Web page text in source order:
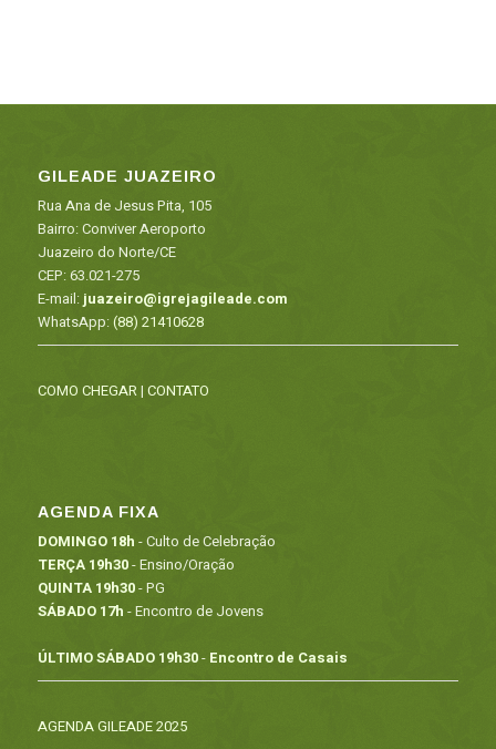
GILEADE JUAZEIRO
Rua Ana de Jesus Pita, 105
Bairro: Conviver Aeroporto
Juazeiro do Norte/CE
CEP: 63.021-275
E-mail: juazeiro@igrejagileade.com
WhatsApp:(88) 21410628
COMO CHEGAR| CONTATO
AGENDA FIXA
DOMINGO 18h - Culto de Celebração
TERÇA 19h30- Ensino/Oração
QUINTA 19h30- PG
SÁBADO 17h - Encontro de Jovens
ÚLTIMO SÁBADO 19h30- Encontro de Casais
AGENDA GILEADE 2025